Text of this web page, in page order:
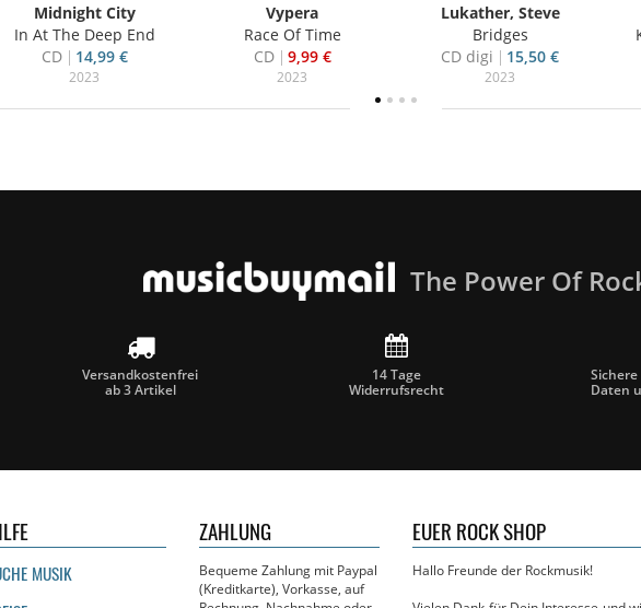
Midnight City
In At The Deep End
CD
14,99 €
2023
Vypera
Race Of Time
CD
9,99 €
2023
Lukather, Steve
Bridges
CD digi
15,50 €
2023
The Power Of
Versandkostenfrei
ab 3 Artikel
14 Tage
Widerrufsrecht
Daten
MUSIK
ZAHLUNG
Bequeme Zahlung mit Paypal
(Kreditkarte), Vorkasse, auf
EUER ROCK SHOP
Hallo Freunde der Rockmusik!